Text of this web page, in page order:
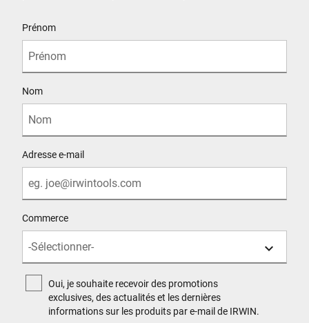
Prénom
Nom
Adresse e-mail
Commerce
Oui, je souhaite recevoir des promotions
exclusives, des actualités et les dernières
informations sur les produits par e-mail de IRWIN.